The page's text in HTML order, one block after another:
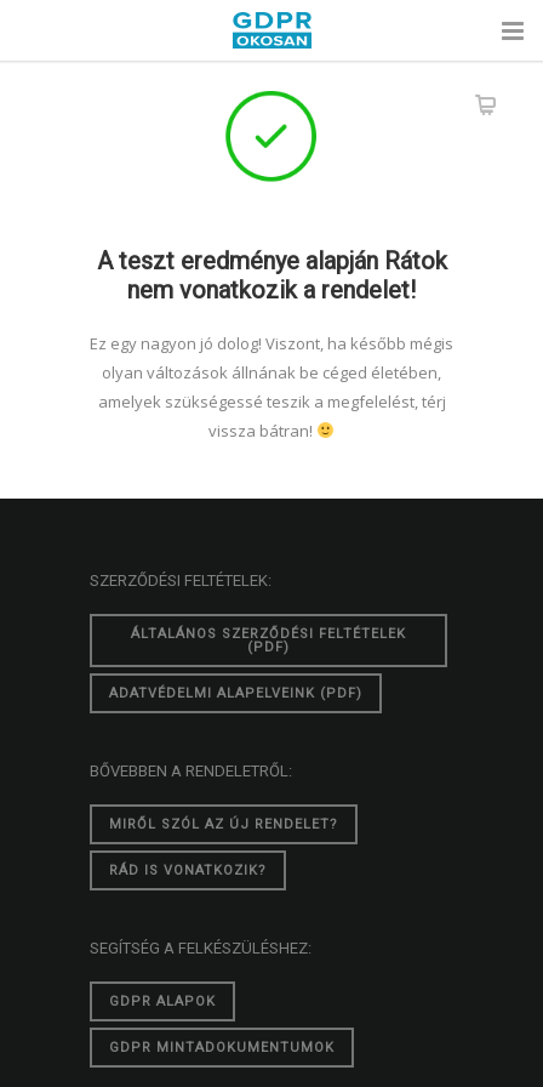
A teszt eredménye alapján Rátok
nem vonatkozik a rendelet!
Ez egy nagyon jó dolog! Viszont, ha később mégis
olyan változások állnának be céged életében,
amelyek szükségessé teszik a megfelelést, térj
vissza bátran!
SZERZŐDÉSI FELTÉTELEK:
ÁLTALÁNOS SZERZŐDÉSI FELTÉTELEK
(PDF)
ADATVÉDELMI ALAPELVEINK (PDF)
BŐVEBBEN A RENDELETRŐL:
MIRŐL SZÓL AZ ÚJ RENDELET?
RÁD IS VONATKOZIK?
SEGÍTSÉG A FELKÉSZÜLÉSHEZ:
GDPR ALAPOK
GDPR MINTADOKUMENTUMOK